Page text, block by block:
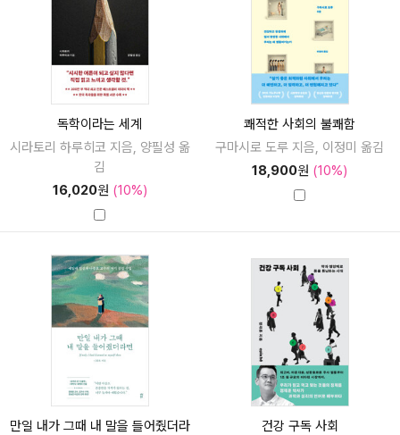
독학이라는 세계
시라토리 하루히코 지음, 양필성 옮
김
16,020원 (10%)
쾌적한 사회의 불쾌함
구마시로 도루 지음, 이정미 옮김
18,900원 (10%)
만일 내가 그때 내 말을 들어줬더라
건강 구독 사회